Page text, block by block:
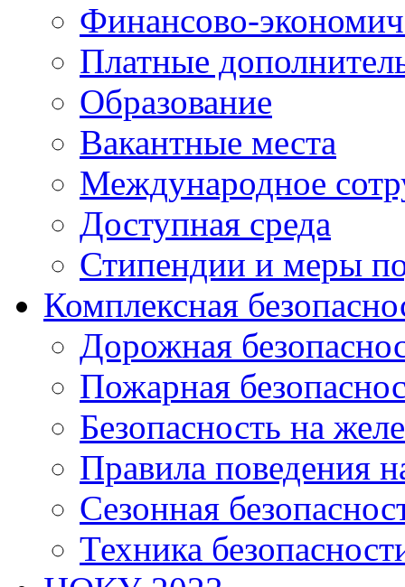
Финансово-
Платные
Образование
Вакантные места
Международное
Доступная среда
Стипендии и меры
Комплексная
Дорожная
Пожарная
Безопасность на
Правила поведения
Сезонная
Техника